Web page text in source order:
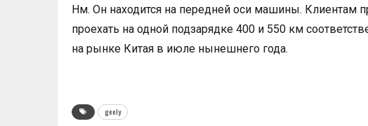
Нм. Он находится на передней оси машины. Клиентам
проехать на одной подзарядке 400 и 550 км
на рынке Китая в июле нынешнего года.
geely